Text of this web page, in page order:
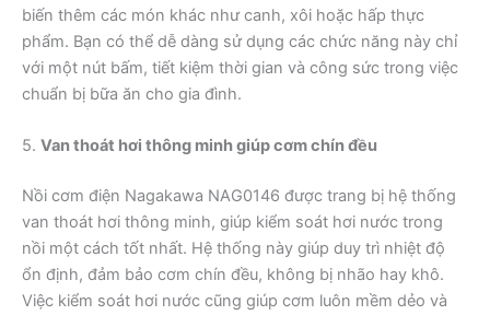
biến thêm các món khác như canh, xôi hoặc hấp thực
phẩm. Bạn có thể dễ dàng sử dụng các chức năng này chỉ
với một nút bấm, tiết kiệm thời gian và công sức trong việc
chuẩn bị bữa ăn cho gia đình.
5. Van thoát hơi thông minh giúp cơm chín đều
Nồi cơm điện Nagakawa NAG0146 được trang bị hệ thống
van thoát hơi thông minh, giúp kiểm soát hơi nước trong
nồi một cách tốt nhất. Hệ thống này giúp duy trì nhiệt độ
ổn định, đảm bảo cơm chín đều, không bị nhão hay khô.
Việc kiểm soát hơi nước cũng giúp cơm luôn mềm dẻo và